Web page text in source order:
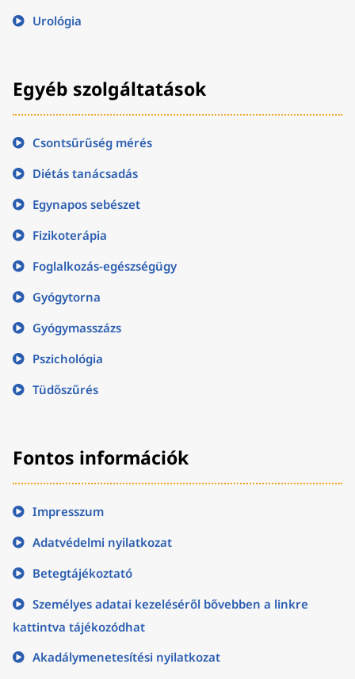
Urológia
Egyéb szolgáltatások
Csontsűrűség mérés
Diétás tanácsadás
Egynapos sebészet
Fizikoterápia
Foglalkozás-egészségügy
Gyógytorna
Gyógymasszázs
Pszichológia
Tüdőszűrés
Fontos információk
Impresszum
Adatvédelmi nyilatkozat
Betegtájékoztató
Személyes adatai kezeléséről bővebben a linkre
kattintva tájékozódhat
Akadálymenetesítési nyilatkozat